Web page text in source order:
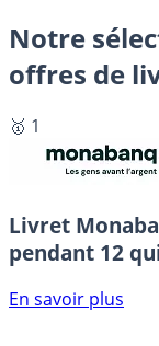
Notre
offres de
🥇 1
Livret
pendant 12
En savoir plus